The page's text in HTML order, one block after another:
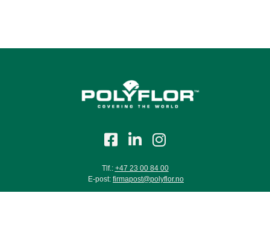
Tlf.: +47 23 00 84 00
E-post: firmapost@polyflor.no